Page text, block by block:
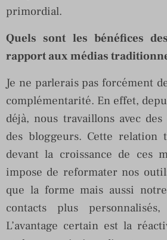
primordial.
Quels sont les bénéfices
rapport aux médias
Je ne parlerais pas forcément
complémentarité. En effet,
déjà, nous travaillons avec
des bloggeurs. Cette relation
devant la croissance de ces
impose de reformater nos
que la forme mais aussi
contacts plus
L’avantage certain est la